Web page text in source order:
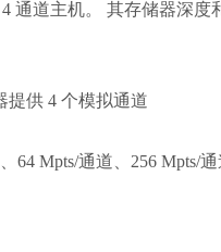
通道主机。 其存储器深度
提供 4 个模拟通道
64 Mpts/通道、256 Mpts/通